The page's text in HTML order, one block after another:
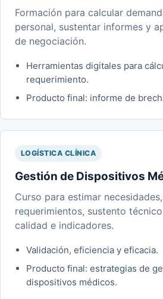
Formación para calcular
personal, sustentar informes y
de negociación.
Herramientas digitales para
requerimiento.
Producto final: informe de
LOGÍSTICA CLÍNICA
Gestión de Dispositivos
Curso para estimar
requerimientos, sustento
calidad e indicadores.
Validación, eficiencia y eficacia.
Producto final: estrategias de
dispositivos médicos.